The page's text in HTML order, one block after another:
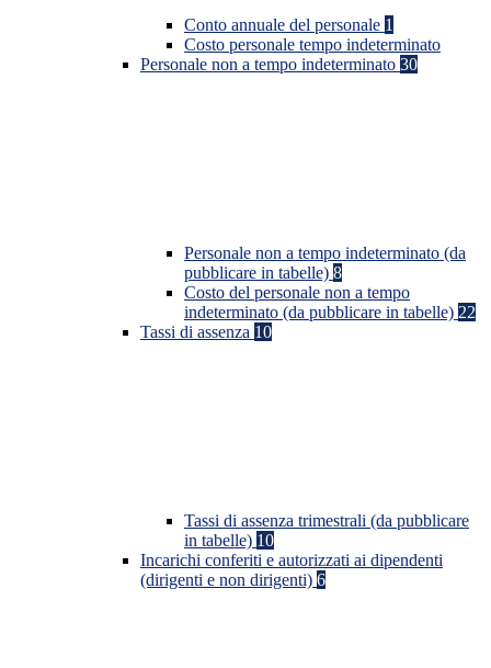
Conto annuale del personale 1
Costo personale tempo indeterminato
Personale non a tempo indeterminato 30
Personale non a tempo indeterminato (da
pubblicare in tabelle) 8
Costo del personale non a tempo
indeterminato (da pubblicare in tabelle) 22
Tassi di assenza 10
Tassi di assenza trimestrali (da pubblicare
in tabelle) 10
Incarichi conferiti e autorizzati ai dipendenti
(dirigenti e non dirigenti) 6